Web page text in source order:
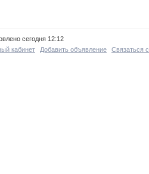
сегодня 12:12
кабинет Добавить объявление Связаться